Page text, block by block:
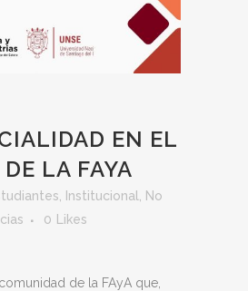
EN EL
LA FAYA
Institucional
No
0 Likes
de la FAyA que,